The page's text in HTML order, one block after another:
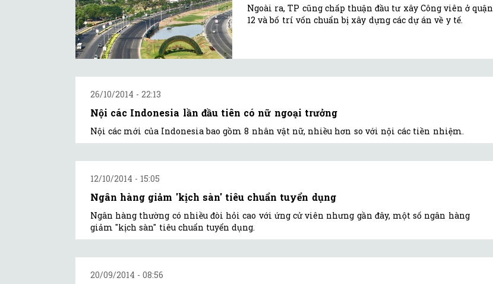
Ngoài ra, TP cũng chấp thuận đầu tư xây Công viên ở quận
12 và bố trí vốn chuẩn bị xây dựng các dự án về y tế.
26/10/2014 - 22:13
Nội các Indonesia lần đầu tiên có nữ ngoại trưởng
Nội các mới của Indonesia bao gồm 8 nhân vật nữ, nhiều hơn so với nội các tiền nhiệm.
12/10/2014 - 15:05
Ngân hàng giảm 'kịch sàn' tiêu chuẩn tuyển dụng
Ngân hàng thường có nhiều đòi hỏi cao với ứng cử viên nhưng gần đây, một số ngân hàng
giảm "kịch sàn" tiêu chuẩn tuyển dụng.
20/09/2014 - 08:56